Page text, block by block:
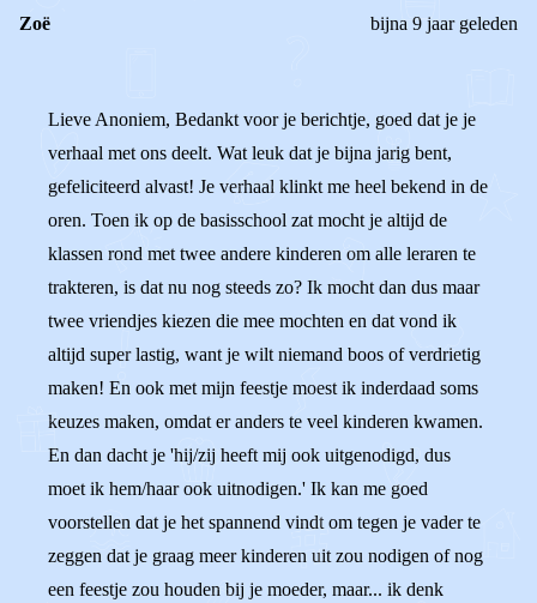
Zoë bijna 9 jaar geleden
Lieve Anoniem, Bedankt voor je berichtje, goed dat je je
verhaal met ons deelt. Wat leuk dat je bijna jarig bent,
gefeliciteerd alvast! Je verhaal klinkt me heel bekend in de
oren. Toen ik op de basisschool zat mocht je altijd de
klassen rond met twee andere kinderen om alle leraren te
trakteren, is dat nu nog steeds zo? Ik mocht dan dus maar
twee vriendjes kiezen die mee mochten en dat vond ik
altijd super lastig, want je wilt niemand boos of verdrietig
maken! En ook met mijn feestje moest ik inderdaad soms
keuzes maken, omdat er anders te veel kinderen kwamen.
En dan dacht je 'hij/zij heeft mij ook uitgenodigd, dus
moet ik hem/haar ook uitnodigen.' Ik kan me goed
voorstellen dat je het spannend vindt om tegen je vader te
zeggen dat je graag meer kinderen uit zou nodigen of nog
een feestje zou houden bij je moeder, maar... ik denk